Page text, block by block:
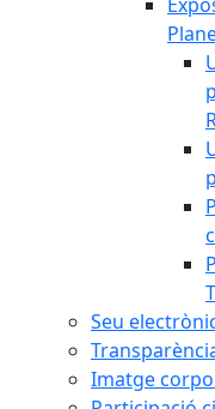
Seu
Imatge